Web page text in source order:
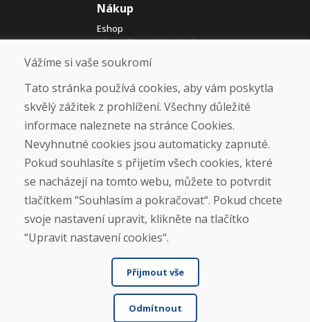
Nákup
Eshop
Jak posíláme elektrokola
Obchodní podmínky
Doprava
Platba
Vrácení a výměna zboží
Ochrana osobních údajů
Cookies
Sociální sítě
Vážíme si vaše soukromí
Tato stránka používá cookies, aby vám poskytla
skvělý zážitek z prohlížení. Všechny důležité
informace naleznete na stránce Cookies.
Nevyhnutné cookies jsou automaticky zapnuté.
Pokud souhlasíte s přijetím všech cookies, které
se nacházejí na tomto webu, můžete to potvrdit
tlačítkem “Souhlasím a pokračovat“. Pokud chcete
svoje nastavení upravit, klikněte na tlačítko
“Upravit nastavení cookies“.
Přijmout vše
Odmítnout